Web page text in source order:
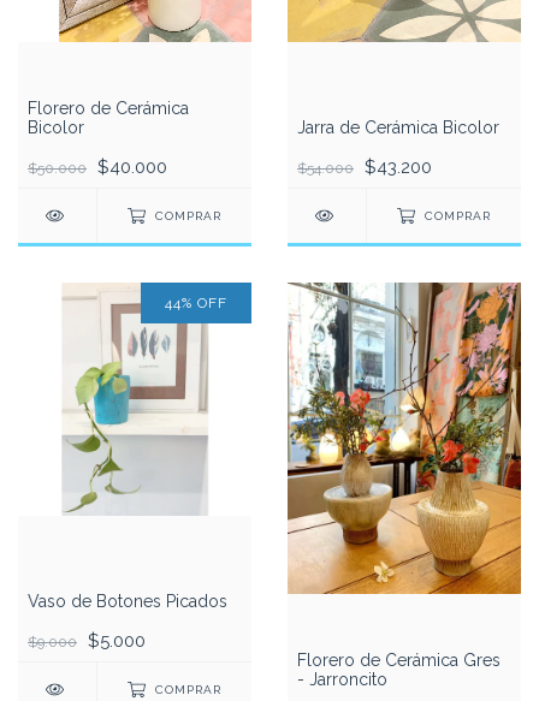
Florero de Cerámica
Bicolor
$50.000 $40.000
COMPRAR
Jarra de Cerámica Bicolor
$54.000 $43.200
COMPRAR
44% OFF
Vaso de Botones Picados
$9.000 $5.000
COMPRAR
Florero de Cerámica Gres
- Jarroncito